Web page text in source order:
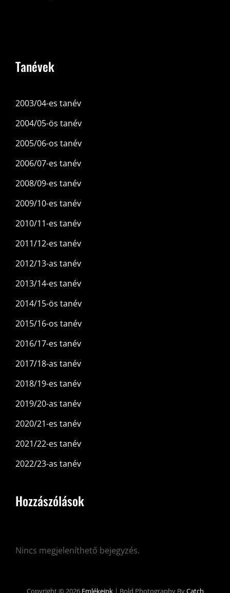
Tanévek
2003/04-es tanév
2004/05-ös tanév
2005/06-os tanév
2006/07-es tanév
2008/09-es tanév
2009/10-es tanév
2010/11-es tanév
2011/12-es tanév
2012/13-as tanév
2013/14-es tanév
2014/15-ös tanév
2015/16-os tanév
2016/17-es tanév
2017/18-as tanév
2018/19-es tanév
2019/20-as tanév
2020/21-es tanév
2021/22-es tanév
2022/23-as tanév
Hozzászólások
Nincs megjeleníthető bejegyzés.
Copyright © 2026 Emlékeink | Bold Photography ByCatch